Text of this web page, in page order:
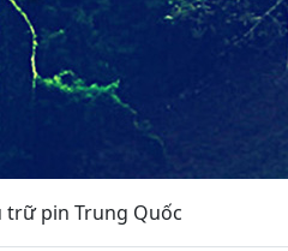
trữ pin Trung Quốc